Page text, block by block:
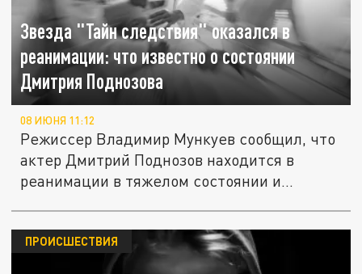
Звезда "Тайн следствия" оказался в
реанимации: что известно о состоянии
Дмитрия Поднозова
08 ИЮНЯ 11:12
Режиссер Владимир Мункуев сообщил, что
актер Дмитрий Поднозов находится в
реанимации в тяжелом состоянии и...
ПРОИСШЕСТВИЯ